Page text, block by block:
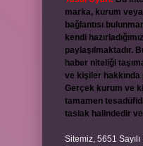
marka, kurum
bağlantısı
kendi
paylaşılmaktadır.
haber niteliği
ve kişiler hakkında
Gerçek kurum ve
tamamen
taslak halindedir
Sitemiz, 5651